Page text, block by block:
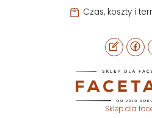
Czas, koszty i
Sklep dla